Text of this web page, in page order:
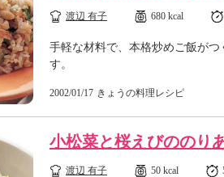
渡辺 有子 680 kcal
手軽な材料で、本格炒めご飯が
す。
2002/01/17 きょうの料理レシピ
小松菜と桜えびののり
渡辺 有子 50 kcal